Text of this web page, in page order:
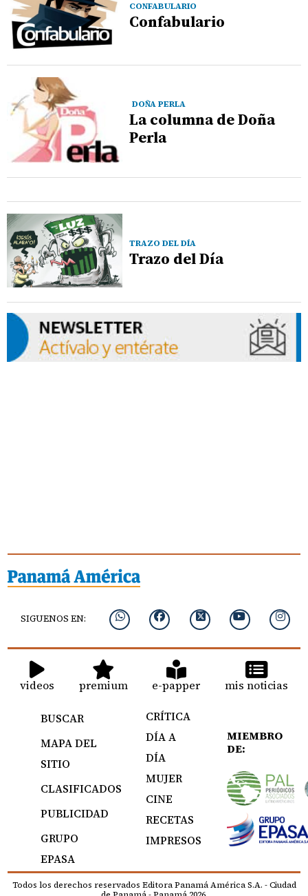
CONFABULARIO
Confabulario
DOÑA PERLA
La columna de Doña
Perla
TRAZO DEL DÍA
Trazo del Día
SIGUENOS EN:
videos premium e-papper mis noticias
BUSCAR
MAPA DEL
SITIO
CLASIFICADOS
PUBLICIDAD
GRUPO
EPASA
CRÍTICA
DÍA A
DÍA
MUJER
CINE
RECETAS
IMPRESOS
MIEMBRO
DE:
Todos los derechos reservados Editora Panamá América S.A. - Ciudad